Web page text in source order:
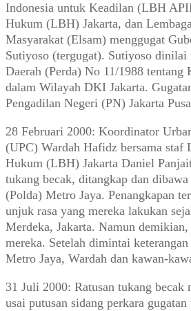
Indonesia untuk Keadilan (LBH
Hukum (LBH) Jakarta, dan
Masyarakat (Elsam) menggugat
Sutiyoso (tergugat). Sutiyoso dinilai
Daerah (Perda) No 11/1988 tentang
dalam Wilayah DKI Jakarta.
Pengadilan Negeri (PN) Jakarta
28 Februari 2000: Koordinator
(UPC) Wardah Hafidz bersama staf
Hukum (LBH) Jakarta Daniel
tukang becak, ditangkap dan
(Polda) Metro Jaya. Penangkapan
unjuk rasa yang mereka lakukan
Merdeka, Jakarta. Namun
mereka. Setelah dimintai
Metro Jaya, Wardah dan kawan-
31 Juli 2000: Ratusan tukang becak
usai putusan sidang perkara